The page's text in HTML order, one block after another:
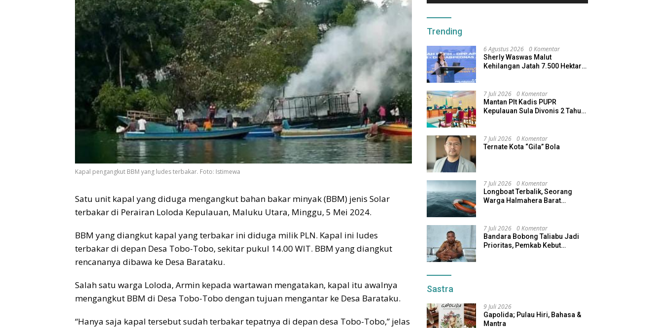
Kapal pengangkut BBM yang ludes terbakar. Foto: Istimewa
Satu unit kapal yang diduga mengangkut bahan bakar minyak (BBM) jenis Solar
terbakar di Perairan Loloda Kepulauan, Maluku Utara, Minggu, 5 Mei 2024.
BBM yang diangkut kapal yang terbakar ini diduga milik PLN. Kapal ini ludes
terbakar di depan Desa Tobo-Tobo, sekitar pukul 14.00 WIT. BBM yang diangkut
rencananya dibawa ke Desa Barataku.
Salah satu warga Loloda, Armin kepada wartawan mengatakan, kapal itu awalnya
mengangkut BBM di Desa Tobo-Tobo dengan tujuan mengantar ke Desa Barataku.
“Hanya saja kapal tersebut sudah terbakar tepatnya di depan desa Tobo-Tobo,” jelas
Trending
6 Agustus 2026 0 Komentar
Sherly Waswas Malut
Kehilangan Jatah 7.500 Hektare
7 Juli 2026 0 Komentar
Mantan Plt Kadis PUPR
Kepulauan Sula Divonis 2 Tahun
7 Juli 2026 0 Komentar
Ternate Kota “Gila” Bola
7 Juli 2026 0 Komentar
Longboat Terbalik, Seorang
Warga Halmahera Barat
7 Juli 2026 0 Komentar
Bandara Bobong Taliabu Jadi
Prioritas, Pemkab Kebut
Sastra
9 Juli 2026
Gapolida; Pulau Hiri, Bahasa &
Mantra